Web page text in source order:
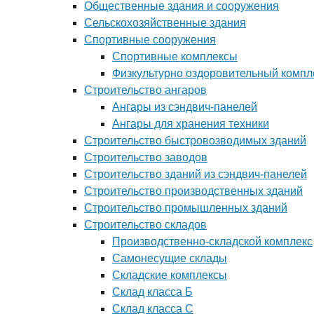
Общественные здания и сооружения
Сельскохозяйственные здания
Спортивные сооружения
Спортивные комплексы
Физкультурно оздоровительный
Строительство ангаров
Ангары из сэндвич-панелей
Ангары для хранения техники
Строительство быстровозводимых зданий
Строительство заводов
Строительство зданий из сэндвич-панелей
Строительство производственных зданий
Строительство промышленных зданий
Строительство складов
Производственно-складской комплекс
Самонесущие склады
Складские комплексы
Склад класса Б
Склад класса С